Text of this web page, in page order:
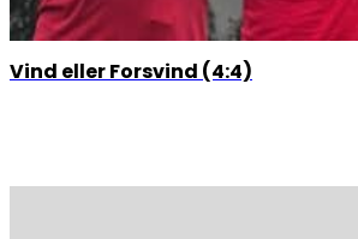
Vind eller Forsvind (4:4)